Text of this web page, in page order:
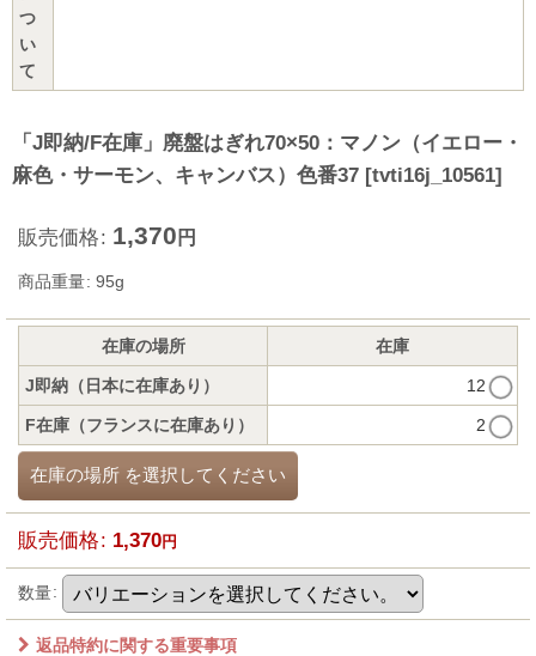
つ
い
て
「J即納/F在庫」廃盤はぎれ70×50：マノン（イエロー・
麻色・サーモン、キャンバス）色番37 [tvti16j_10561]
販売価格: 1,370 円
商品重量: 95g
在庫の場所 在庫
J即納（日本に在庫あり） 12
F在庫（フランスに在庫あり） 2
在庫の場所 を選択してください
販売価格: 1,370円
数量:
返品特約に関する重要事項